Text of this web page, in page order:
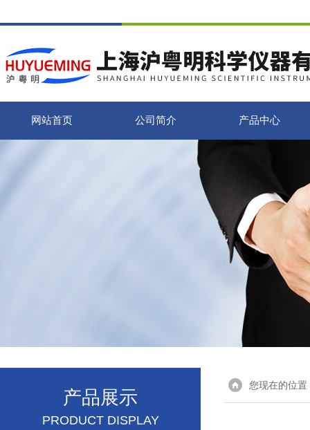
网站首页 公司简介 产品中心
产品展示
PRODUCT DISPLAY
您现在的位置